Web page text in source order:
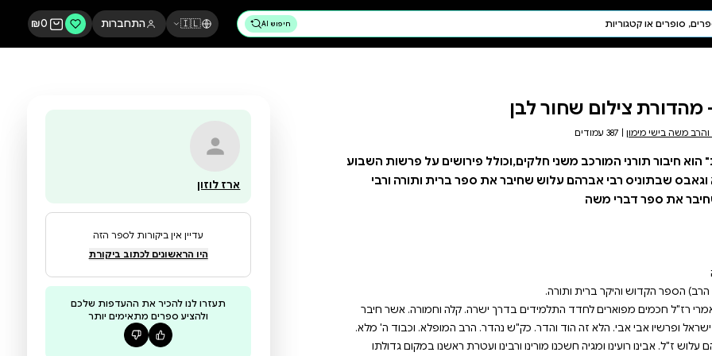
דת ויהדות
תפילה
חגים ומועדים
תלמוד
קבלה
חיפוש AI 🇮🇱 התחברות ₪0
פירושים על פרשות השבוע
ספר ברית ותורה ורבי
עדיין אין ביקורות לספר הזה